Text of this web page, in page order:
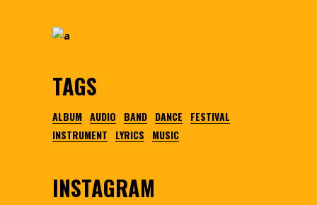
TAGS
ALBUM AUDIO BAND DANCE
FESTIVAL
INSTRUMENT
LYRICS MUSIC
INSTAGRAM